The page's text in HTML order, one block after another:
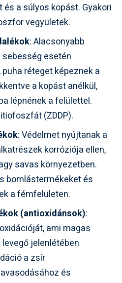
a súlyos kopást. Gyakori
vegyületek.
: Alacsonyabb
esetén
réteget képeznek a
a kopást anélkül,
lépnének a felülettel.
(ZDDP).
: Védelmet nyújtanak a
korróziója ellen,
savas környezetben.
bomlástermékeket és
a fémfelületen.
(antioxidánsok):
ami magas
jelenlétében
a zsír
és